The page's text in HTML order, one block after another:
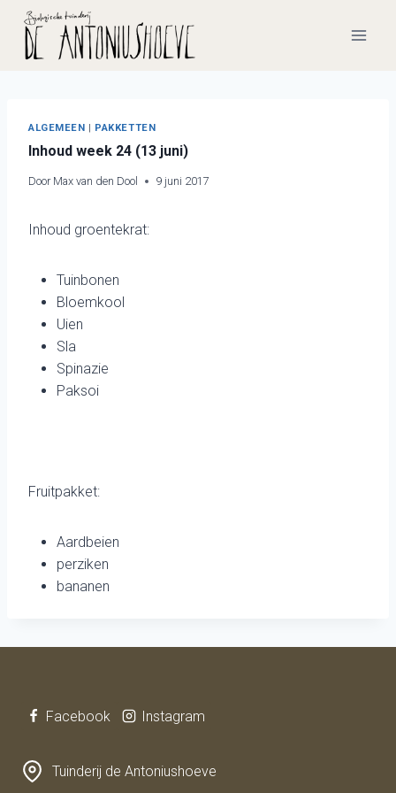
Doorgaan
naar
inhoud
ALGEMEEN | PAKKETTEN
Inhoud week 24 (13 juni)
Door Max van den Dool 9 juni 2017
Inhoud groentekrat:
Tuinbonen
Bloemkool
Uien
Sla
Spinazie
Paksoi
Fruitpakket:
Aardbeien
perziken
bananen
Facebook Instagram
Tuinderij de Antoniushoeve